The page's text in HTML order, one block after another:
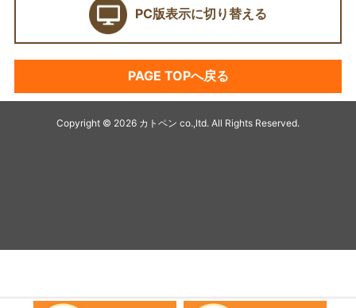
契約前に確認したい業者選びの7つのポイント
外壁塗装セミナー
アステック
PC版表示に切り替える
PAGE TOPへ戻る
Copyright © 2026 カトペン co.,ltd. All Rights Reserved.